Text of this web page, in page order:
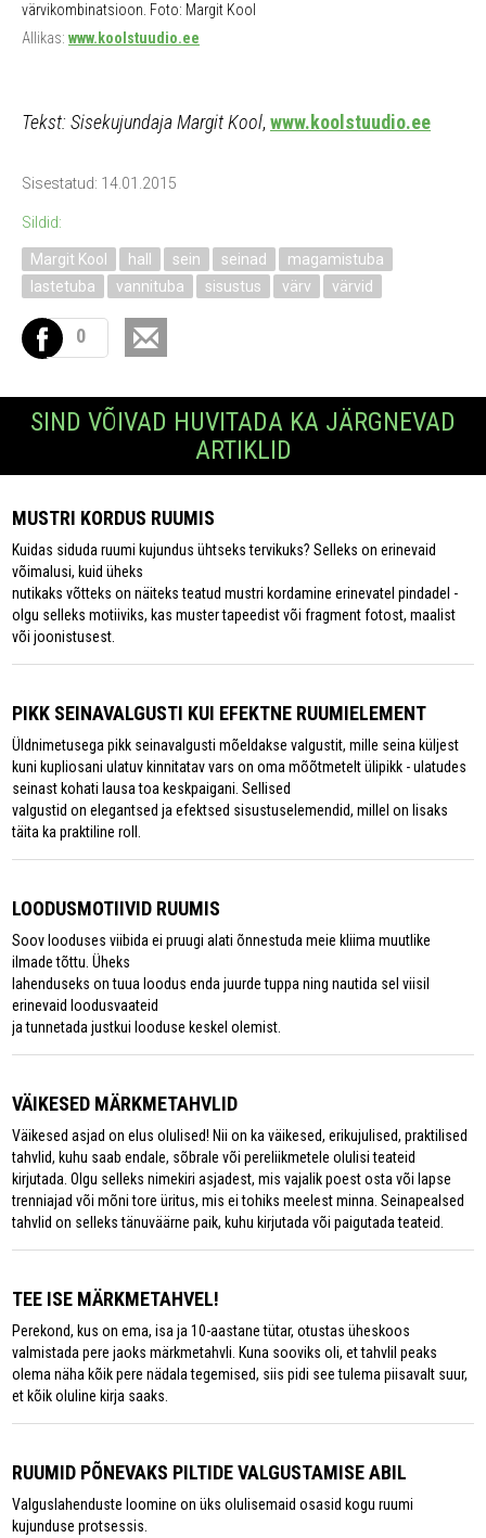
värvikombinatsioon. Foto: Margit Kool
Allikas: www.koolstuudio.ee
Tekst: Sisekujundaja Margit Kool, www.koolstuudio.ee
Sisestatud: 14.01.2015
Sildid:
Margit Kool hall sein seinad
magamistuba
lastetuba
vannituba sisustus värv värvid
0
SIND VÕIVAD HUVITADA KA JÄRGNEVAD
ARTIKLID
MUSTRI KORDUS RUUMIS
Kuidas siduda ruumi kujundus ühtseks tervikuks? Selleks on erinevaid
võimalusi, kuid üheks
nutikaks võtteks on näiteks teatud mustri kordamine erinevatel pindadel -
olgu selleks motiiviks, kas muster tapeedist või fragment fotost, maalist
või joonistusest.
PIKK SEINAVALGUSTI KUI EFEKTNE RUUMIELEMENT
Üldnimetusega pikk seinavalgusti mõeldakse valgustit, mille seina küljest
kuni kupliosani ulatuv kinnitatav vars on oma mõõtmetelt ülipikk - ulatudes
seinast kohati lausa toa keskpaigani. Sellised
valgustid on elegantsed ja efektsed sisustuselemendid, millel on lisaks
täita ka praktiline roll.
LOODUSMOTIIVID RUUMIS
Soov looduses viibida ei pruugi alati õnnestuda meie kliima muutlike
ilmade tõttu. Üheks
lahenduseks on tuua loodus enda juurde tuppa ning nautida sel viisil
erinevaid loodusvaateid
ja tunnetada justkui looduse keskel olemist.
VÄIKESED MÄRKMETAHVLID
Väikesed asjad on elus olulised! Nii on ka väikesed, erikujulised, praktilised
tahvlid, kuhu saab endale, sõbrale või pereliikmetele olulisi teateid
kirjutada. Olgu selleks nimekiri asjadest, mis vajalik poest osta või lapse
trenniajad või mõni tore üritus, mis ei tohiks meelest minna. Seinapealsed
tahvlid on selleks tänuväärne paik, kuhu kirjutada või paigutada teateid.
TEE ISE MÄRKMETAHVEL!
Perekond, kus on ema, isa ja 10-aastane tütar, otustas üheskoos
valmistada pere jaoks märkmetahvli. Kuna sooviks oli, et tahvlil peaks
olema näha kõik pere nädala tegemised, siis pidi see tulema piisavalt suur,
et kõik oluline kirja saaks.
RUUMID PÕNEVAKS PILTIDE VALGUSTAMISE ABIL
Valguslahenduste loomine on üks olulisemaid osasid kogu ruumi
kujunduse protsessis.